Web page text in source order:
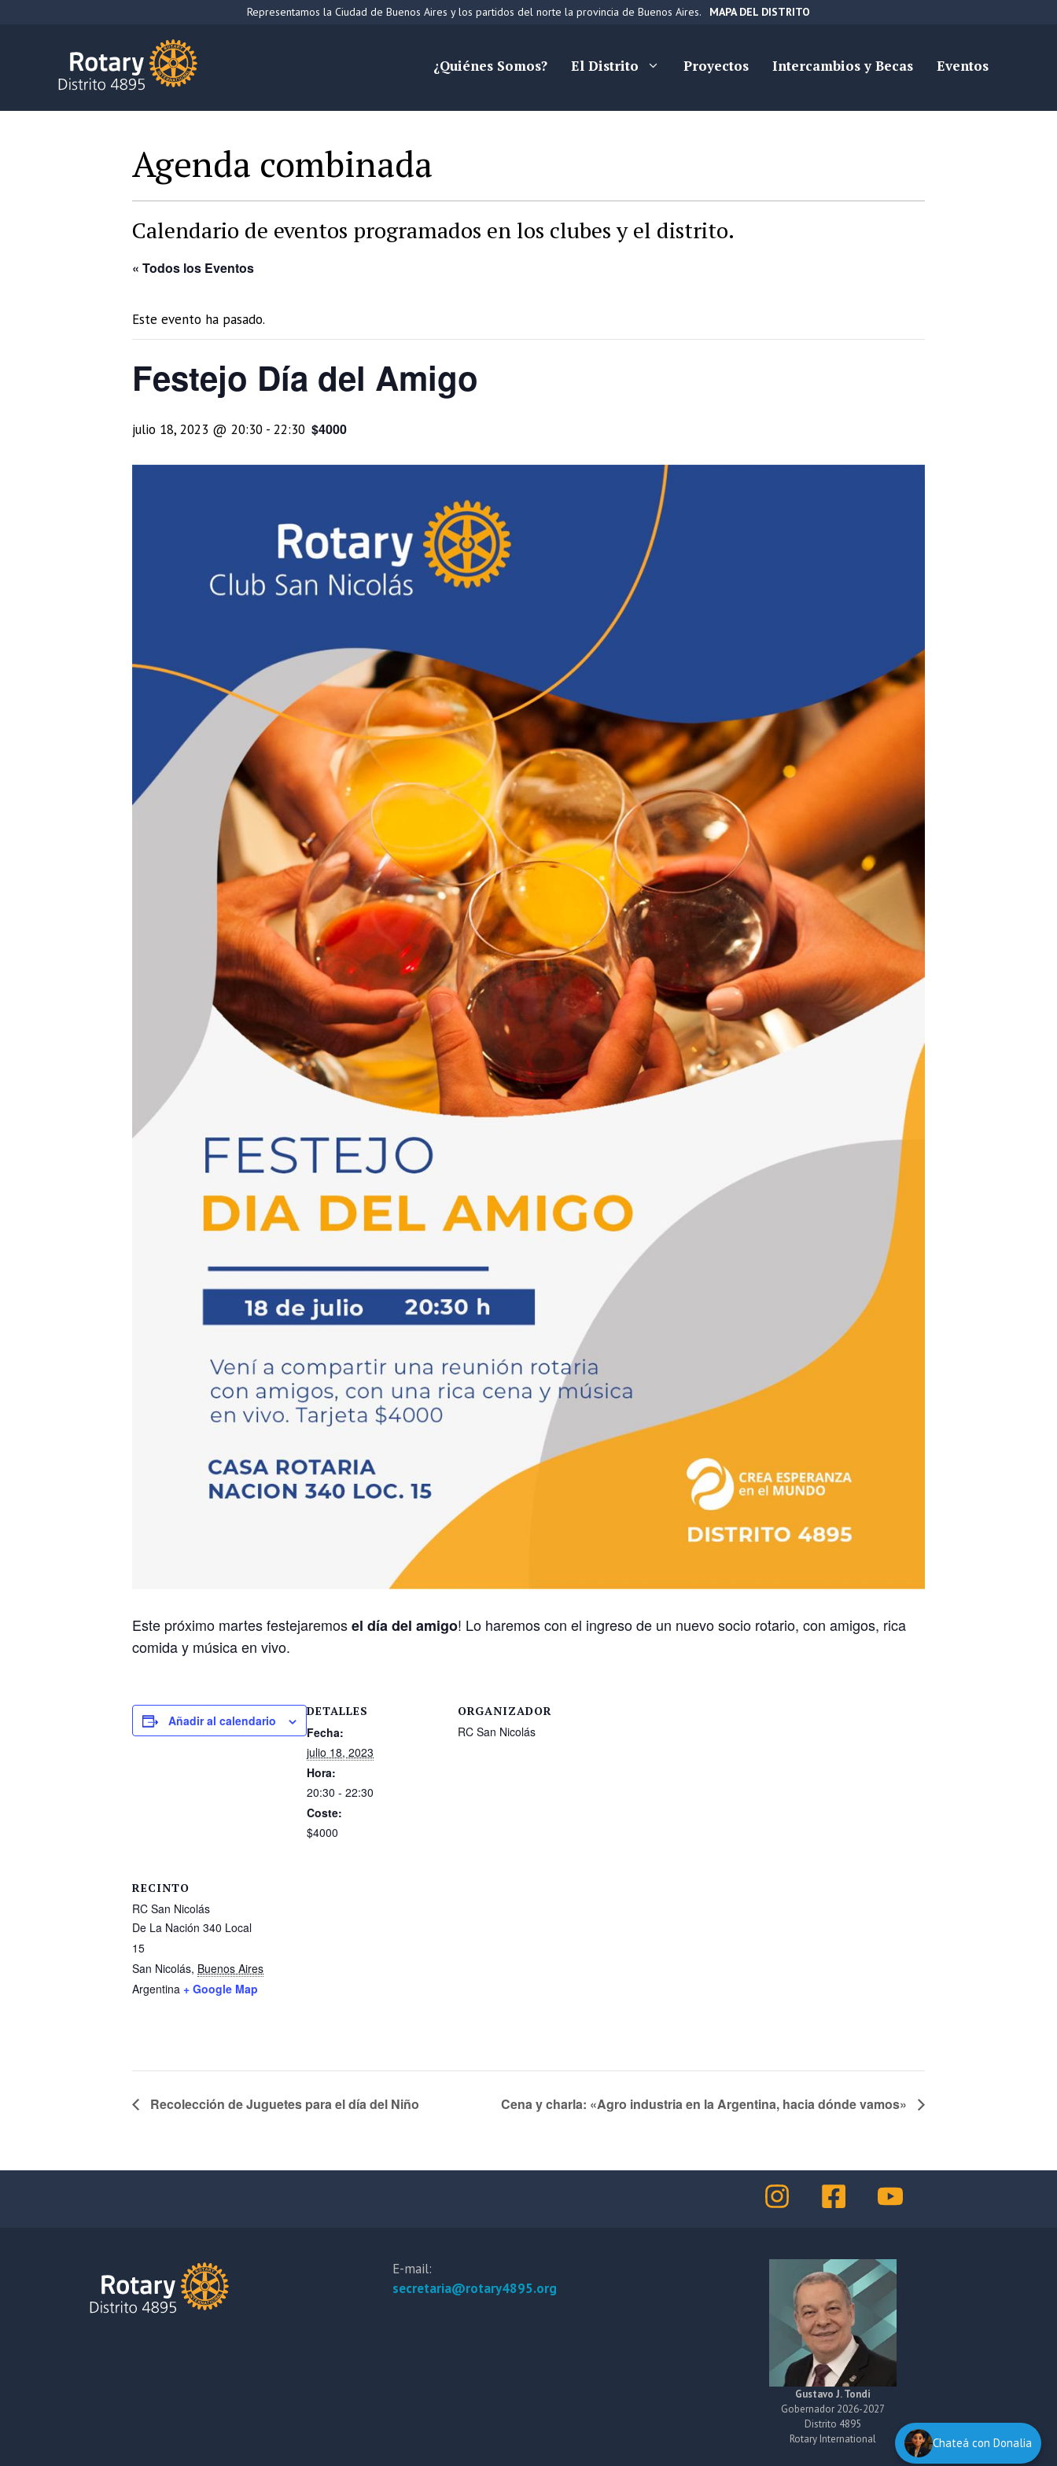
Representamos la Ciudad de Buenos Aires y los partidos del norte la provincia de Buenos Aires. MAPA DEL DISTRITO
¿Quiénes Somos? El Distrito Proyectos Intercambios y Becas Eventos
Agenda combinada
Calendario de eventos programados en los clubes y el distrito.
« Todos los Eventos
Este evento ha pasado.
Festejo Día del Amigo
julio 18, 2023 @ 20:30 - 22:30 $4000
Este próximo martes festejaremosel día del amigo! Lo haremos con el ingreso de un nuevo socio rotario, con amigos, rica
comida y música en vivo.
Añadir al calendario
DETALLES
Fecha:
julio 18, 2023
Hora:
20:30 - 22:30
Coste:
$4000
ORGANIZADOR
RC San Nicolás
RECINTO
RC San Nicolás
De La Nación 340 Local
15
San Nicolás, Buenos Aires
Argentina + Google Map
Recolección de Juguetes para el día del Niño Cena y charla: «Agro industria en la Argentina, hacia dónde vamos»
E-mail:
secretaria@rotary4895.org
Gustavo J. Tondi
Gobernador 2026-2027
Distrito 4895
Rotary International
Chateá con Donalia